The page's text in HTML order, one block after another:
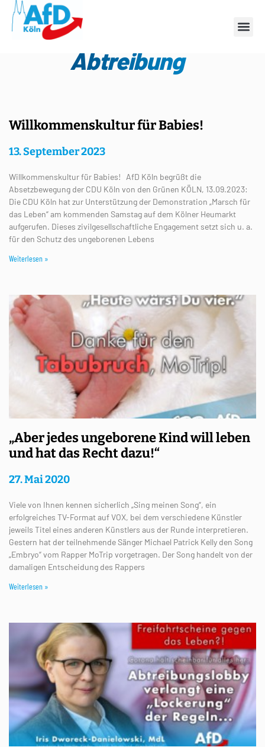
Schlagwort:
Abtreibung
Willkommenskultur für Babies!
13. September 2023
Willkommenskultur für Babies! AfD Köln begrüßt die
Absetzbewegung der CDU Köln von den Grünen KÖLN, 13.09.2023:
Die CDU Köln hat zur Unterstützung der Demonstration „Marsch für
das Leben“ am kommenden Samstag auf dem Kölner Heumarkt
aufgerufen. Dieses zivilgesellschaftliche Engagement setzt sich u. a.
für den Schutz des ungeborenen Lebens
Weiterlesen »
„Aber jedes ungeborene Kind will leben
und hat das Recht dazu!“
27. Mai 2020
Viele von Ihnen kennen sicherlich „Sing meinen Song“, ein
erfolgreiches TV-Format auf VOX, bei dem verschiedene Künstler
jeweils Titel eines anderen Künstlers aus der Runde interpretieren.
Gestern hat der teilnehmende Sänger Michael Patrick Kelly den Song
„Embryo“ vom Rapper MoTrip vorgetragen. Der Song handelt von der
damaligen Entscheidung des Rappers
Weiterlesen »